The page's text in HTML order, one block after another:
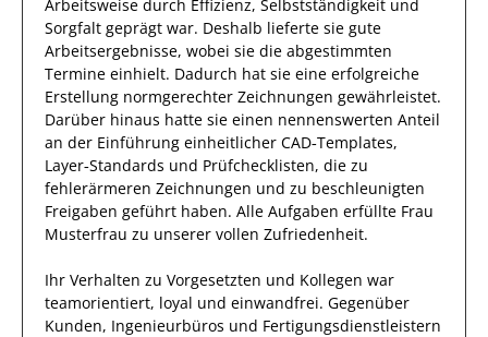
Arbeitsweise durch Effizienz, Selbstständigkeit und
Sorgfalt geprägt war. Deshalb lieferte sie gute
Arbeitsergebnisse, wobei sie die abgestimmten
Termine einhielt. Dadurch hat sie eine erfolgreiche
Erstellung normgerechter Zeichnungen gewährleistet.
Darüber hinaus hatte sie einen nennenswerten Anteil
an der Einführung einheitlicher CAD‑Templates,
Layer‑Standards und Prüfchecklisten, die zu
fehlerärmeren Zeichnungen und zu beschleunigten
Freigaben geführt haben. Alle Aufgaben erfüllte Frau
Musterfrau zu unserer vollen Zufriedenheit.
Ihr Verhalten zu Vorgesetzten und Kollegen war
teamorientiert, loyal und einwandfrei. Gegenüber
Kunden, Ingenieurbüros und Fertigungsdienstleistern